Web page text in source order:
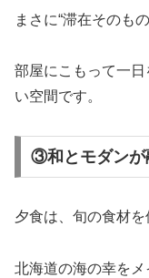
まさに“滞在そのも
部屋にこもって一
い空間です。
③和とモダンが
夕食は、旬の食材を
北海道の海の幸を